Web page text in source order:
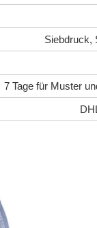
Siebdruck,
7 Tage für Muster